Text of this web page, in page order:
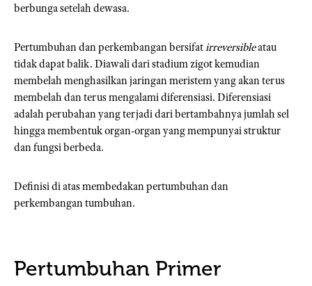
berbunga setelah dewasa.
Pertumbuhan dan perkembangan bersifatirreversibleatau
tidak dapat balik. Diawali dari stadium zigot kemudian
membelah menghasilkan jaringan meristem yang akan terus
membelah dan terus mengalami diferensiasi. Diferensiasi
adalah perubahan yang terjadi dari bertambahnya jumlah sel
hingga membentuk organ-organ yang mempunyai struktur
dan fungsi berbeda.
Definisi di atas membedakan pertumbuhan dan
perkembangan tumbuhan.
Pertumbuhan Primer